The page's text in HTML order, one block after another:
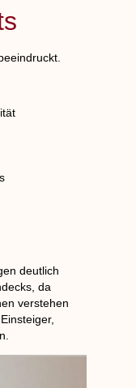
deutlich
da
verstehen